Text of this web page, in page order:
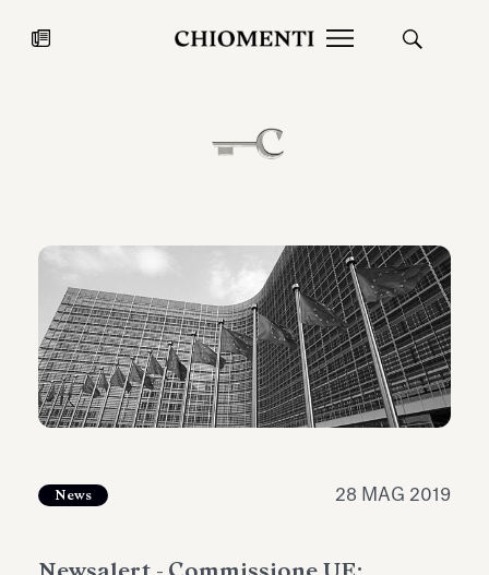
27 LUG 2026
ampliando gli spazi espositivi
dell’Antiquarium di Villa Albani
News 28 MAG 2019